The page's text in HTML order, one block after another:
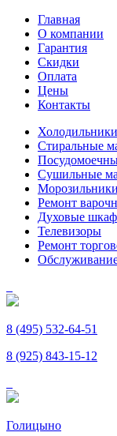
Главная
О компании
Гарантия
Скидки
Оплата
Цены
Контакты
Холодильники
Стиральные
Сушильные
Ремонт
Духовые
Телевизоры
Ремонт
8 (495) 532-64-51
8 (925) 843-15-12
Голицыно